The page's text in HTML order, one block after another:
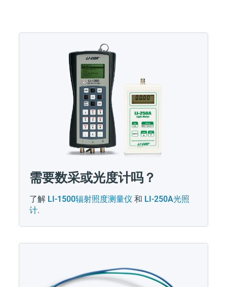
需要数采或光度计吗？
了解 LI-1500辐射照度测量仪 和 LI-250A光照
计.